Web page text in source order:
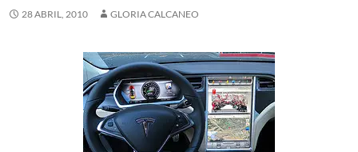
28 ABRIL, 2010 GLORIA CALCANEO